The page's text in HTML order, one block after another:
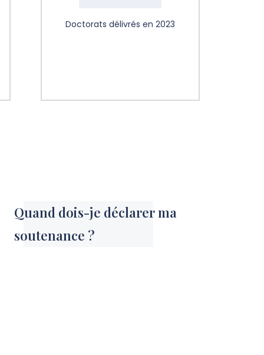
Doctorats délivrés en 2023
Quand dois-je déclarer ma
soutenance ?